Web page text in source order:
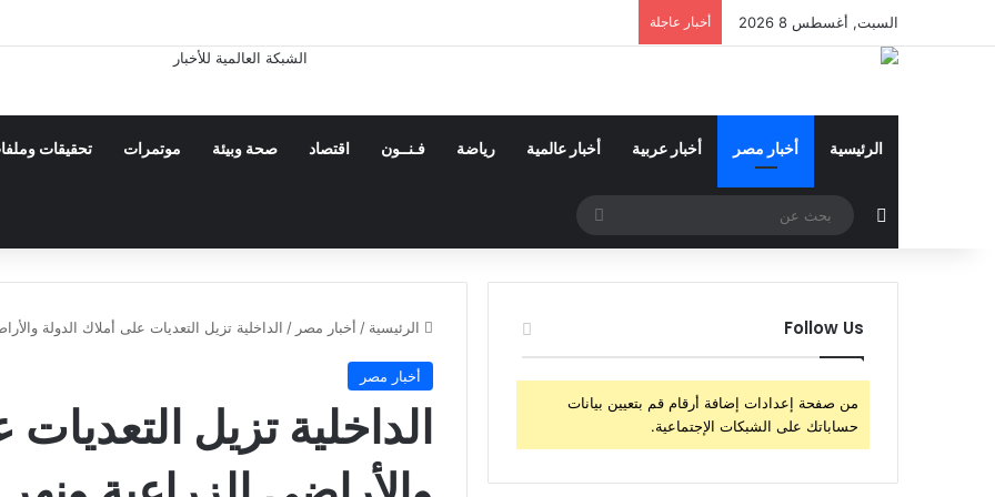
السبت, أغسطس 8 2026 أخبار عاجلة
الرئيسية أخبار مصر أخبار عربية أخبار عالمية رياضة فـنــون اقتصاد صحة وبيئة موتمرات تحقيقات
مقال عشوائي
عن
الرئيسية / أخبار مصر / الداخلية تزيل التعديات على أملاك الدولة
أخبار مصر
الداخلية تزيل
Follow Us
من صفحة إعدادات إضافة أرقام قم بتعيين بيانات
حساباتك على الشبكات الإجتماعية.